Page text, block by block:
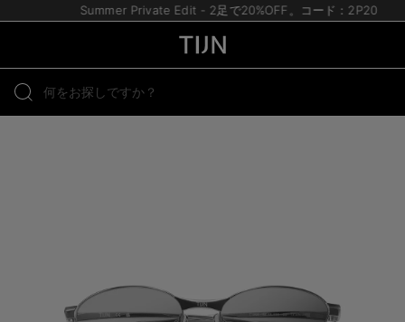
Summer Private Edit - 2足で20%OFF。コード：2P20